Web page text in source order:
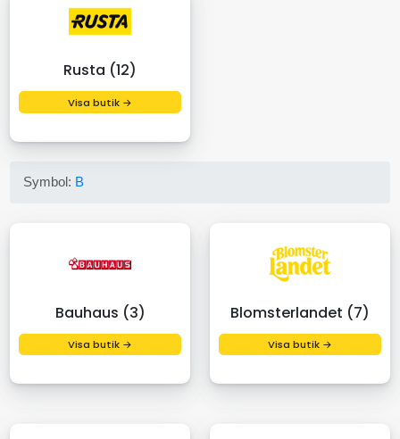
Rusta (12)
Visa butik →
Symbol: B
Bauhaus (3)
Visa butik →
Blomsterlandet (7)
Visa butik →